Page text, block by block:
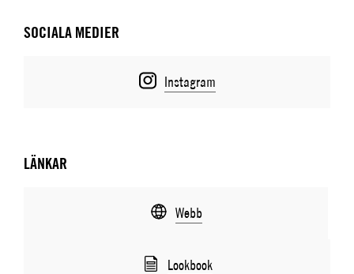
SOCIALA MEDIER
Instagram
LÄNKAR
Webb
Lookbook